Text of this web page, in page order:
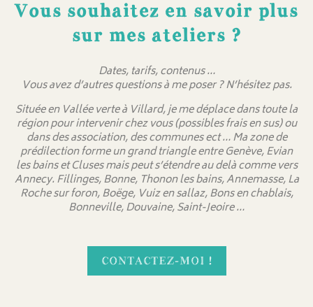
Vous souhaitez en savoir plus
sur mes ateliers ?
Dates, tarifs, contenus …
Vous avez d’autres questions à me poser ? N’hésitez pas.
Située en Vallée verte à Villard, je me déplace dans toute la
région pour intervenir chez vous (possibles frais en sus) ou
dans des association, des communes ect … Ma zone de
prédilection forme un grand triangle entre Genève, Evian
les bains et Cluses mais peut s’étendre au delà comme vers
Annecy. Fillinges, Bonne, Thonon les bains, Annemasse, La
Roche sur foron, Boëge, Vuiz en sallaz, Bons en chablais,
Bonneville, Douvaine, Saint-Jeoire …
CONTACTEZ-MOI !